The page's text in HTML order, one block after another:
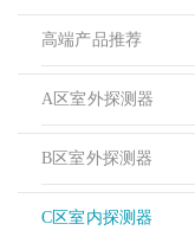
高端产品推荐
A区室外探测器
B区室外探测器
C区室内探测器